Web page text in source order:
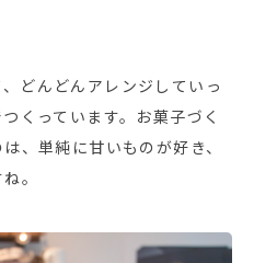
どんどんアレンジしていっ
くっています。お菓子づく
、単純に甘いものが好き、
。